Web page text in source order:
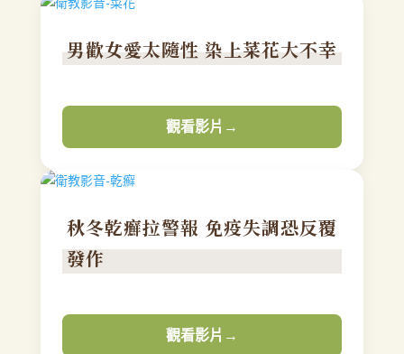
男歡女愛太隨性 染上菜花大不幸
觀看影片 →
秋冬乾癬拉警報 免疫失調恐反覆
發作
觀看影片 →